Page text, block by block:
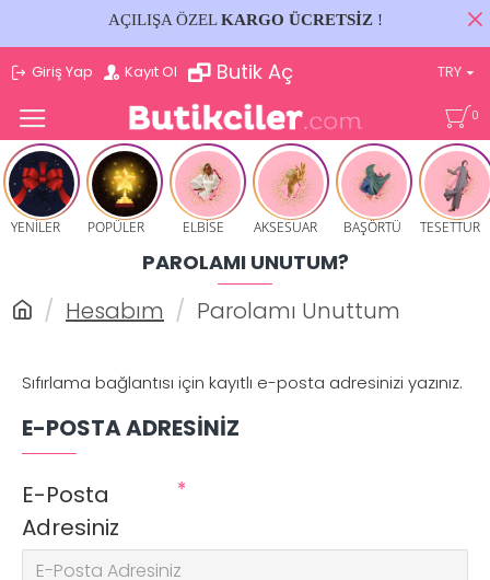
AÇILIŞA ÖZELKARGO ÜCRETSİZ!
Giriş Yap Kayıt Ol Butik Aç TRY
0
YENİLER POPÜLER ELBİSE AKSESUAR BAŞÖRTÜ TESETTUR
Hesabım Parolamı Unuttum
PAROLAMI UNUTUM?
Sıfırlama bağlantısı için kayıtlı e-posta adresinizi yazınız.
E-POSTA ADRESINIZ
E-Posta
Adresiniz